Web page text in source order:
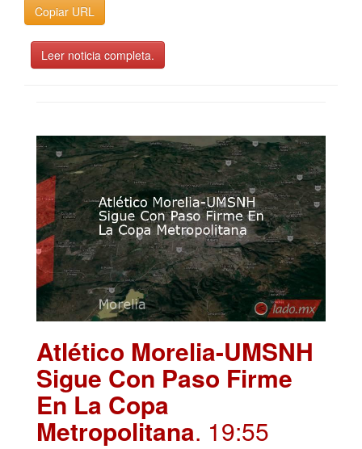
Copiar URL
Leer noticia completa.
Atlético Morelia-UMSNH
Sigue Con Paso Firme
En La Copa
Metropolitana. 19:55